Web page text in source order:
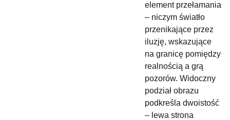
element przełamania
– niczym światło
przenikające przez
iluzję, wskazujące
na granicę pomiędzy
realnością a grą
pozorów. Widoczny
podział obrazu
podkreśla dwoistość
– lewa strona